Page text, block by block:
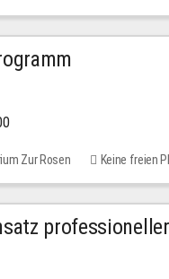
Zur Rosen Keine freien